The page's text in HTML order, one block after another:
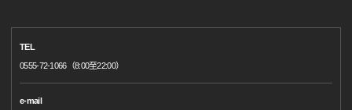
TEL
0555-72-1066（8:00至22:00）
e-mail